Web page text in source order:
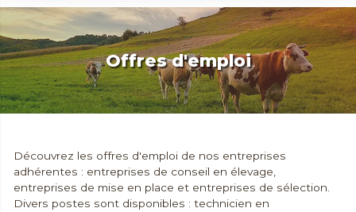
Offres d'emploi
Découvrez les offres d'emploi de nos entreprises
adhérentes : entreprises de conseil en élevage,
entreprises de mise en place et entreprises de sélection.
Divers postes sont disponibles : technicien en